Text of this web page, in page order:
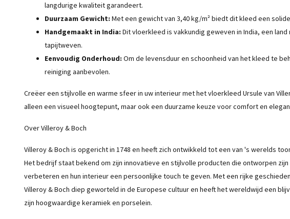
langdurige kwaliteit garandeert.
Duurzaam Gewicht: Met een gewicht van 3,40 kg/m² biedt dit kleed een
Handgemaakt in India: Dit vloerkleed is vakkundig geweven in India, een
tapijtweven.
Eenvoudig Onderhoud: Om de levensduur en schoonheid van het kleed te
reiniging aanbevolen.
Creëer een stijlvolle en warme sfeer in uw interieur met het vloerkleed Ursule van
alleen een visueel hoogtepunt, maar ook een duurzame keuze voor comfort en
Over Villeroy & Boch
Villeroy & Boch is opgericht in 1748 en heeft zich ontwikkeld tot een van 's werelds
Het bedrijf staat bekend om zijn innovatieve en stijlvolle producten die ontworpen zijn
verbeteren en hun interieur een persoonlijke touch te geven. Met een rijke
Villeroy & Boch diep geworteld in de Europese cultuur en heeft het wereldwijd een
zijn hoogwaardige keramiek en porselein.